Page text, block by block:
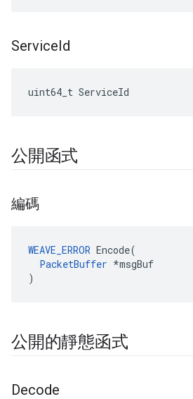
ServiceId
uint64_t ServiceId
公開函式
編碼
WEAVE_ERROR Encode(
PacketBuffer *msgBuf
)
公開的靜態函式
Decode